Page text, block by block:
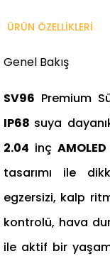
ÜRÜN ÖZELLIKLERI
Genel Bakış
SV96 Premium
IP68 suya
2.04 inçAMOLED
tasarımı ile
egzersizi, kalp
kontrolü, hava
ile aktif bir